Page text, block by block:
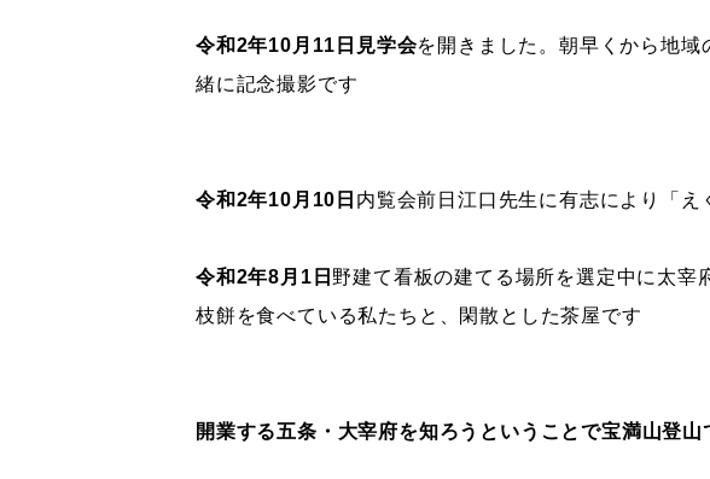
令和2年10月11日見学会を開きました。朝早くから地
緒に記念撮影です
令和2年10月10日 内覧会前日江口先生に有志により「
令和2年8月1日 野建て看板の建てる場所を選定中に太
枝餅を食べている私たちと、閑散とした茶屋です
開業する五条・大宰府を知ろうということで宝満山登山